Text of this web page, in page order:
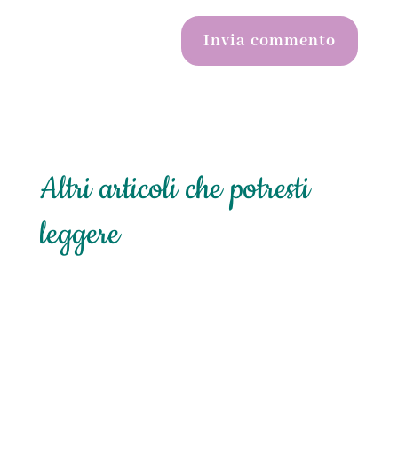
Invia commento
Altri articoli che potresti
leggere